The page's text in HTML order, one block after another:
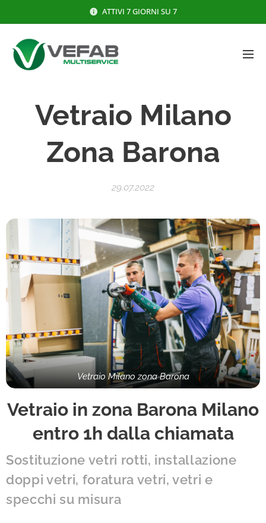
ATTIVI 7 GIORNI SU 7
Vetraio Milano
Zona Barona
29.07.2022
Vetraio Milano zona Barona
Vetraio in zona Barona Milano
entro 1h dalla chiamata
Sostituzione vetri rotti, installazione
doppi vetri, foratura vetri, vetri e
specchi su misura